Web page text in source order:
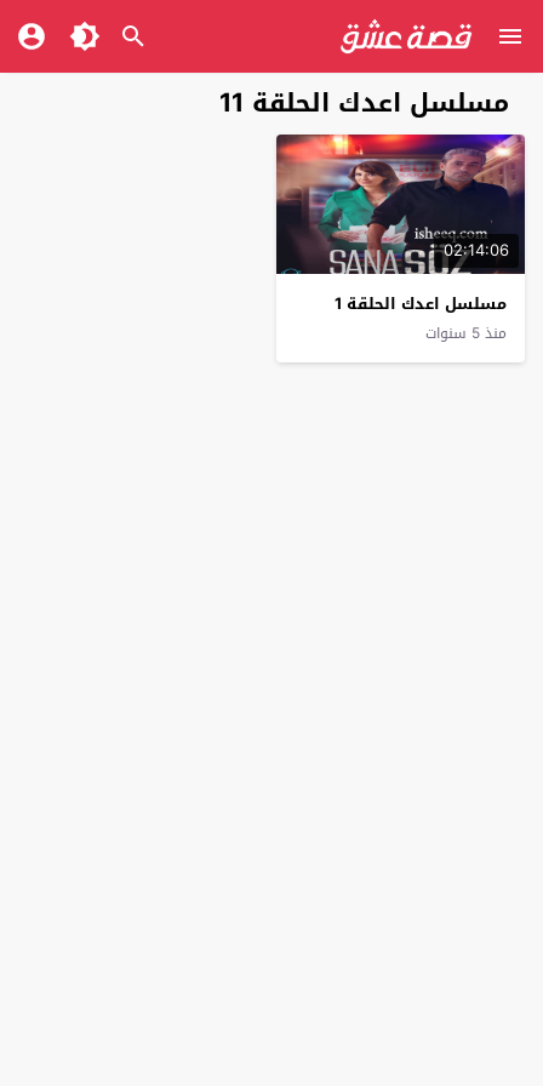
مسلسل اعدك الحلقة 11
02:14:06
مسلسل اعدك الحلقة 1
منذ 5 سنوات